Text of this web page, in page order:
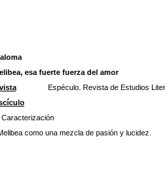
esa fuerte fuerza del amor
Espéculo. Revista de Estudios
Caracterización
como una mezcla de pasión y lucidez.